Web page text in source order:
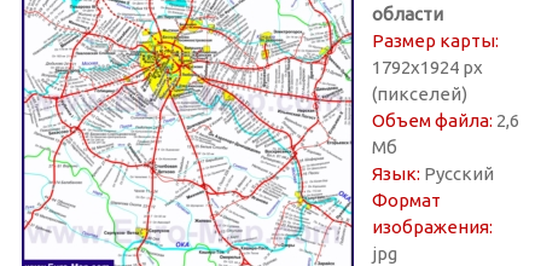
области
Размер карты:
1792х1924 px
(пикселей)
Объем файла: 2,6
Мб
Язык: Русский
Формат
изображения:
jpg